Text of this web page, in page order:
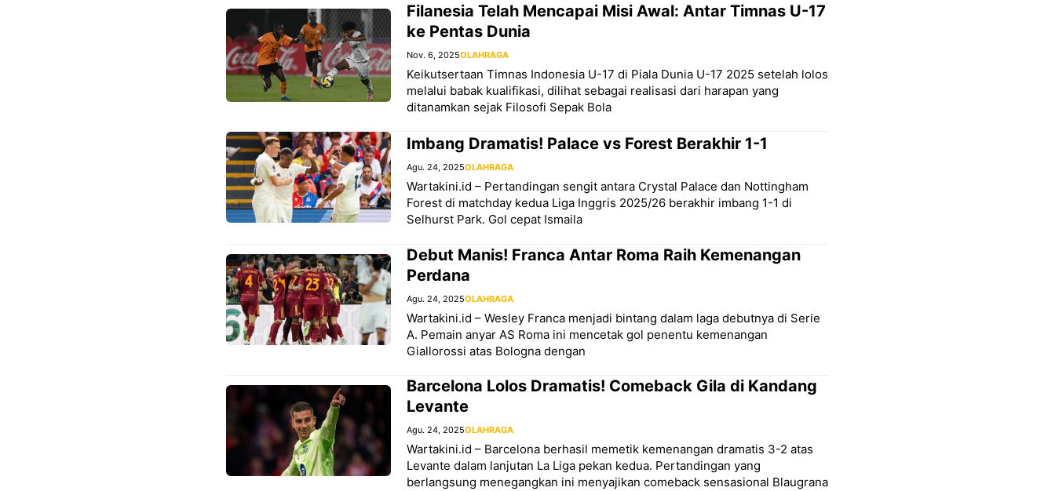
Filanesia Telah Mencapai Misi Awal: Antar Timnas U-17
ke Pentas Dunia
Nov. 6, 2025OLAHRAGA
Keikutsertaan Timnas Indonesia U-17 di Piala Dunia U-17 2025 setelah lolos
melalui babak kualifikasi, dilihat sebagai realisasi dari harapan yang
ditanamkan sejak Filosofi Sepak Bola
Imbang Dramatis! Palace vs Forest Berakhir 1-1
Agu. 24, 2025OLAHRAGA
Wartakini.id – Pertandingan sengit antara Crystal Palace dan Nottingham
Forest di matchday kedua Liga Inggris 2025/26 berakhir imbang 1-1 di
Selhurst Park. Gol cepat Ismaila
Debut Manis! Franca Antar Roma Raih Kemenangan
Perdana
Agu. 24, 2025OLAHRAGA
Wartakini.id – Wesley Franca menjadi bintang dalam laga debutnya di Serie
A. Pemain anyar AS Roma ini mencetak gol penentu kemenangan
Giallorossi atas Bologna dengan
Barcelona Lolos Dramatis! Comeback Gila di Kandang
Levante
Agu. 24, 2025OLAHRAGA
Wartakini.id – Barcelona berhasil memetik kemenangan dramatis 3-2 atas
Levante dalam lanjutan La Liga pekan kedua. Pertandingan yang
berlangsung menegangkan ini menyajikan comeback sensasional Blaugrana